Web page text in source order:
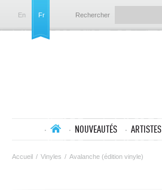
En Fr Rechercher
NOUVEAUTÉS ARTISTES
Accueil / Vinyles / Avalanche (édition vinyle)